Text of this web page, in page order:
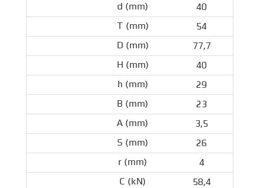
40
54
77,7
40
29
23
3,5
26
4
58,4